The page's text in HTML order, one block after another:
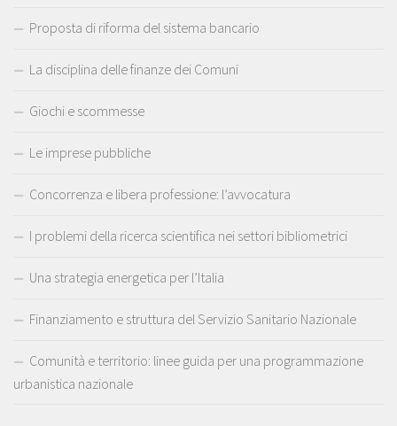
Proposta di riforma del sistema bancario
La disciplina delle finanze dei Comuni
Giochi e scommesse
Le imprese pubbliche
Concorrenza e libera professione: l’avvocatura
I problemi della ricerca scientifica nei settori bibliometrici
Una strategia energetica per l’Italia
Finanziamento e struttura del Servizio Sanitario Nazionale
Comunità e territorio: linee guida per una programmazione
urbanistica nazionale